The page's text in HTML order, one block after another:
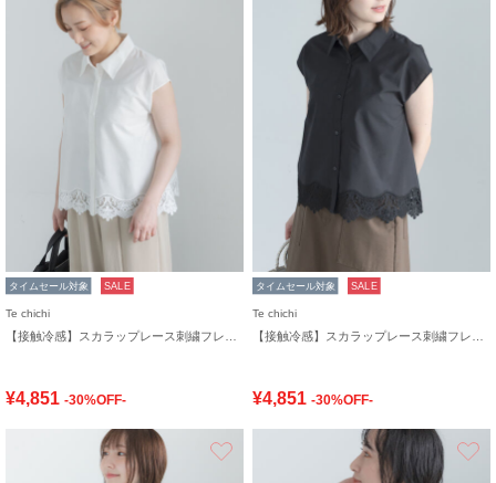
タイムセール対象 SALE
Te chichi
¥4,851 -30%OFF-
タイムセール対象 SALE
Te chichi
¥4,851 -30%OFF-